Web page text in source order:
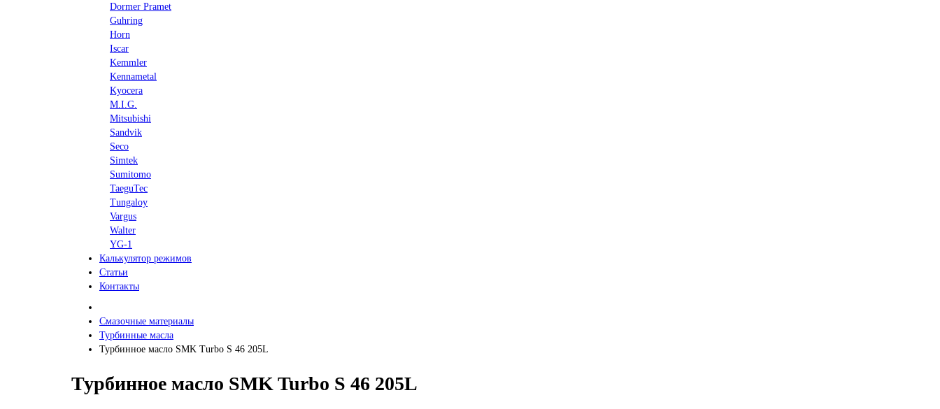
Dormer Pramet
Guhring
Horn
Iscar
Kemmler
Kennametal
Kyocera
M.I.G.
Mitsubishi
Sandvik
Seco
Simtek
Sumitomo
TaeguTec
Tungaloy
Vargus
Walter
YG-1
Калькулятор режимов
Статьи
Контакты
Смазочные материалы
Турбинные масла
Турбинное масло SMK Turbo S 46 205L
Турбинное масло SMK Turbo S 46 205L